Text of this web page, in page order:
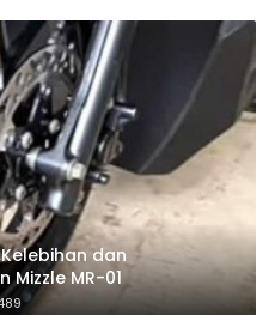
dan
Mizzle MR-01